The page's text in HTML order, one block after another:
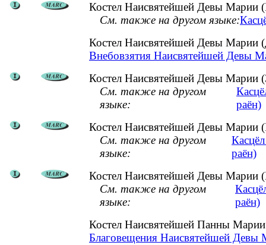
Костел Наисвятейшей Девы Марии
См. также на другом языке:
Костел Наисвятейшей Девы
Внебовзятия Наисвятейшей Девы
Костел Наисвятейшей Девы Марии
См. также на другом
языке:
раён)
Костел Наисвятейшей Девы Марии
См. также на другом
языке:
раён)
Костел Наисвятейшей Девы Марии
См. также на другом
языке:
раён)
Костел Наисвятейшей Панны
Благовещения Наисвятейшей Девы